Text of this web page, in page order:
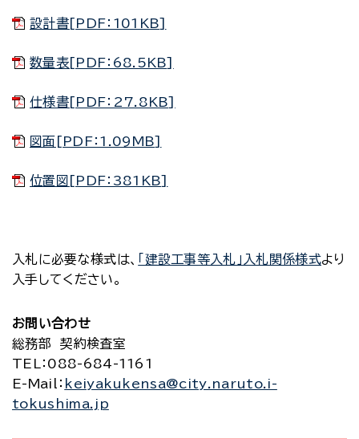
設計書[PDF：101KB]
数量表[PDF：68.5KB]
仕様書[PDF：27.8KB]
図面[PDF：1.09MB]
位置図[PDF：381KB]
入札に必要な様式は、 「建設工事等入札」入札関係様式より
入手してください。
お問い合わせ
総務部 契約検査室
TEL
：088-684-1161
E-Mail
： keiyakukensa@city.naruto.i-
tokushima.jp